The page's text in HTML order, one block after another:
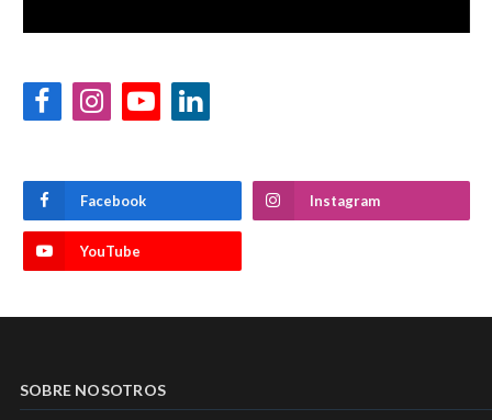
FacebookInstagramYouTubeLinkedIn
Facebook Instagram
YouTube
SOBRE NOSOTROS